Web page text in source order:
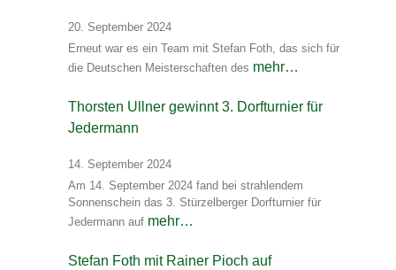
20. September 2024
Erneut war es ein Team mit Stefan Foth, das sich für
die Deutschen Meisterschaften des mehr…
Thorsten Ullner gewinnt 3. Dorfturnier für
Jedermann
14. September 2024
Am 14. September 2024 fand bei strahlendem
Sonnenschein das 3. Stürzelberger Dorfturnier für
Jedermann auf mehr…
Stefan Foth mit Rainer Pioch auf